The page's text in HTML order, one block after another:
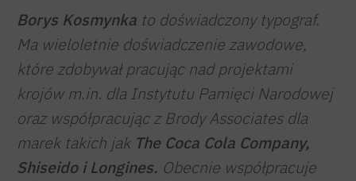
Borys Kosmynka to doświadczony typograf.
Ma wieloletnie doświadczenie zawodowe,
które zdobywał pracując nad projektami
krojów m.in. dla Instytutu Pamięci Narodowej
oraz współpracując z Brody Associates dla
marek takich jak The Coca Cola Company,
Shiseido i Longines. Obecnie współpracuje